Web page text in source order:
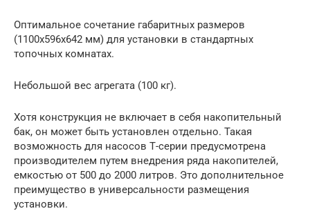
Оптимальное сочетание габаритных размеров
(1100х596х642 мм) для установки в стандартных
топочных комнатах.
Небольшой вес агрегата (100 кг).
Хотя конструкция не включает в себя накопительный
бак, он может быть установлен отдельно. Такая
возможность для насосов Т-серии предусмотрена
производителем путем внедрения ряда накопителей,
емкостью от 500 до 2000 литров. Это дополнительное
преимущество в универсальности размещения
установки.